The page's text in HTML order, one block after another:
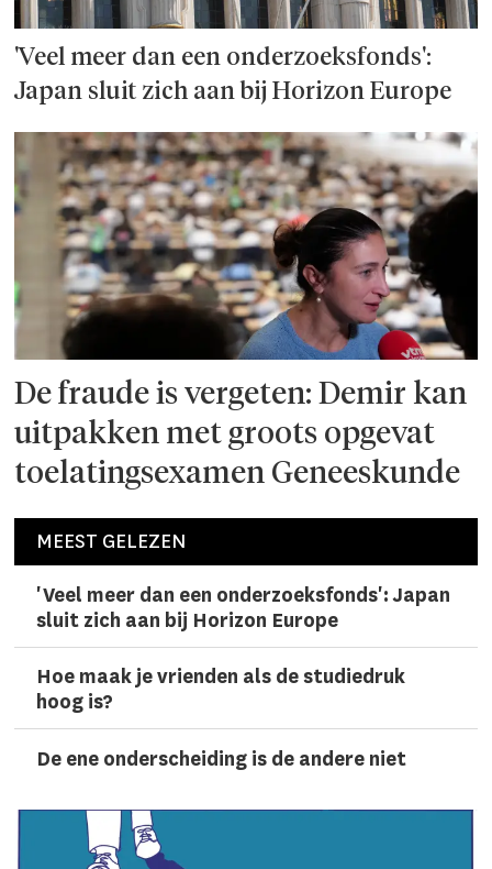
'Veel meer dan een onderzoeks­fonds':
Japan sluit zich aan bij Horizon Europe
De fraude is vergeten: Demir kan
uitpakken met groots opgevat
toelatingsexamen Geneeskunde
MEEST GELEZEN
'Veel meer dan een onderzoeks­fonds': Japan
sluit zich aan bij Horizon Europe
Hoe maak je vrienden als de studiedruk
hoog is?
De ene onderscheiding is de andere niet